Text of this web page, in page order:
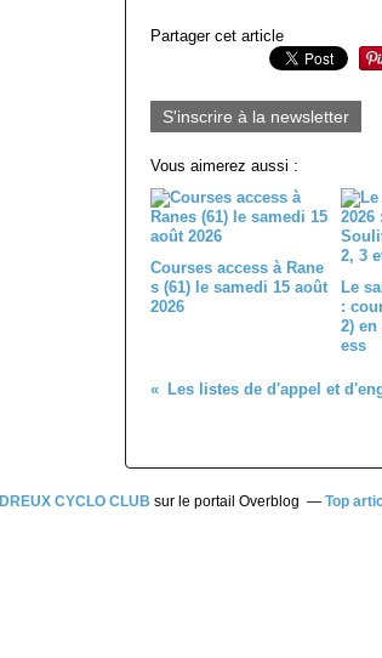
Partager cet article
S'inscrire à la newsletter
Vous aimerez aussi :
Courses access à Rane
s (61) le samedi 15 août
2026
Le
:
2) en
ess
DREUX CYCLO CLUB sur le portail Overblog Top